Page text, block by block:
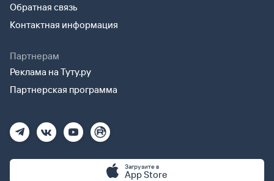
Обратная связь
Контактная информация
Партнерам
Реклама на Туту.ру
Партнерская программа
Загрузите в
App Store